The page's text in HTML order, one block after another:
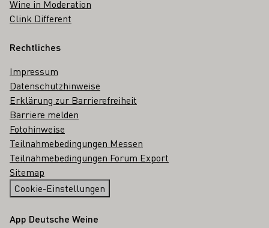
Wine in Moderation
Clink Different
Rechtliches
Impressum
Datenschutzhinweise
Erklärung zur Barrierefreiheit
Barriere melden
Fotohinweise
Teilnahmebedingungen Messen
Teilnahmebedingungen Forum Export
Sitemap
Cookie-Einstellungen
App Deutsche Weine